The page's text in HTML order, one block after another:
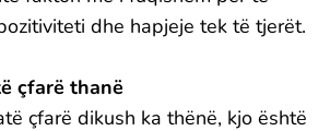
dhe hapjeje tek të tjerët.
çfarë thanë
çfarë dikush ka thënë, kjo është